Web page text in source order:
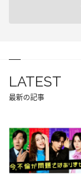
LATEST
最新の記事